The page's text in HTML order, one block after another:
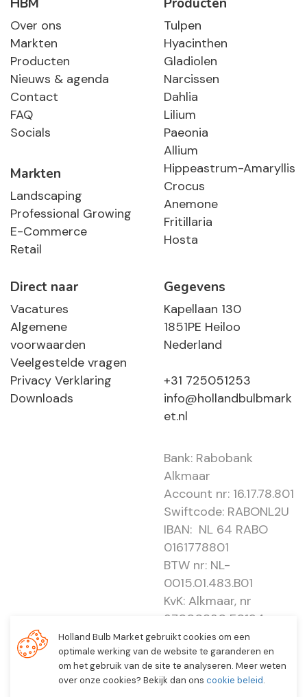
Over ons
Markten
Producten
Nieuws & agenda
Contact
FAQ
Socials
Markten
Landscaping
Professional Growing
E-Commerce
Retail
Tulpen
Hyacinthen
Gladiolen
Narcissen
Dahlia
Lilium
Paeonia
Allium
Hippeastrum-Amaryllis
Crocus
Anemone
Fritillaria
Hosta
Direct naar
Vacatures
Algemene
voorwaarden
Veelgestelde vragen
Privacy Verklaring
Downloads
Gegevens
Kapellaan 130
1851PE Heiloo
Nederland
+31 725051253
info@hollandbulbmark
et.nl
Bank: Rabobank
Alkmaar
Account nr: 16.17.78.801
Swiftcode: RABONL2U
IBAN: NL 64 RABO
0161778801
BTW nr: NL-
0015.01.483.B01
KvK: Alkmaar, nr
37000830 E0194 -
EBO 505
Holland Bulb Market gebruikt cookies om een
optimale werking van de website te garanderen en
om het gebruik van de site te analyseren. Meer weten
over onze cookies? Bekijk dan ons cookie beleid.